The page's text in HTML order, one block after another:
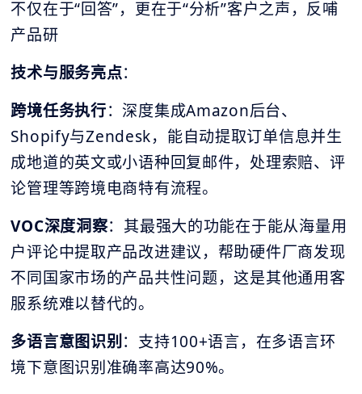
不仅在于“回答”，更在于“分析”客户之声，反哺
产品研
技术与服务亮点：
跨境任务执行：深度集成Amazon后台、
Shopify与Zendesk，能自动提取订单信息并生
成地道的英文或小语种回复邮件，处理索赔、评
论管理等跨境电商特有流程。
VOC深度洞察：其最强大的功能在于能从海量用
户评论中提取产品改进建议，帮助硬件厂商发现
不同国家市场的产品共性问题，这是其他通用客
服系统难以替代的。
多语言意图识别 ：支持100+语言，在多语言环
境下意图识别准确率高达90%。